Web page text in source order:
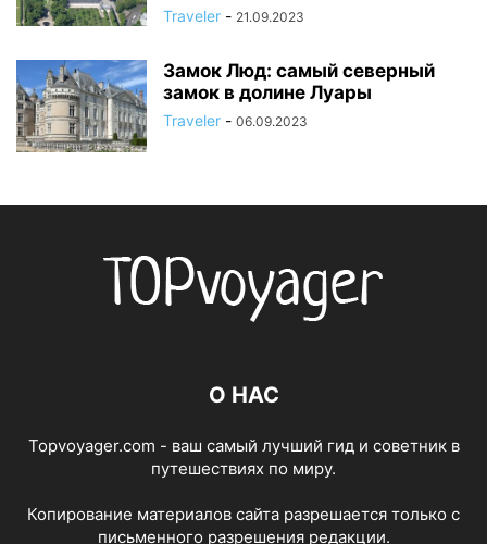
Traveler - 21.09.2023
Замок Люд: самый северный
замок в долине Луары
Traveler - 06.09.2023
О НАС
Topvoyager.com - ваш самый лучший гид и советник в
путешествиях по миру.
Копирование материалов сайта разрешается только с
письменного разрешения редакции.